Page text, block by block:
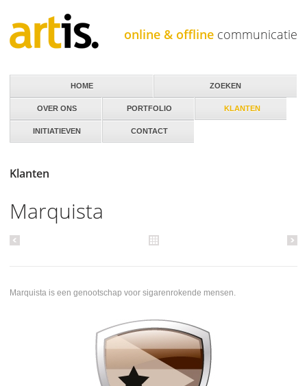
online & offline communicatie
Klanten
Marquista
Marquista is een genootschap voor sigarenrokende mensen.
HOME
OVER ONS PORTFOLIO KLANTEN
INITIATIEVEN CONTACT
ZOEKEN